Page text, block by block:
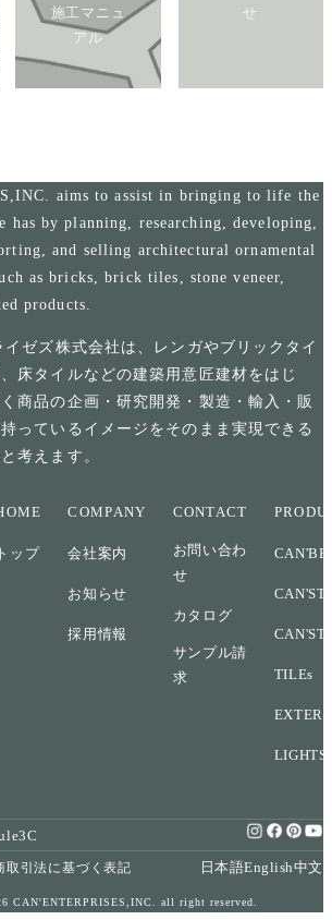
施工マニュ
アル
せ
aims to assist in bringing to life the
has by planning, researching, developing,
and selling architectural ornamental
as bricks, brick tiles, stone veneer,
products.
ゼズ株式会社は、レンガやブリックタイ
床タイルなどの建築用意匠建材をはじ
商品の企画・研究開発・製造・輸入・販
っているイメージをそのまま実現できる
考えます。
トップ
COMPANY
会社案内
お知らせ
採用情報
CONTACT
お問い合わ
せ
カタログ
サンプル請
求
TILEs
LIGHTS
3C
取引法に基づく表記 日本語English中文
CAN'ENTERPRISES,INC. all right reserved.